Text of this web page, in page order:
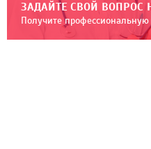
ЗАДАЙТЕ СВОЙ ВОПРОС
Получите